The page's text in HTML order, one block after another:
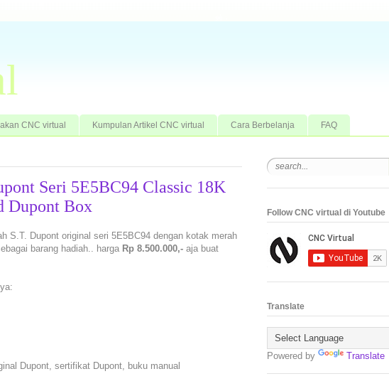
CNC virtual Kumpulan Artikel CNC virtual Cara Berbelanja FAQ
Seri 5E5BC94 Classic 18K
Dupont Box
S.T. Dupont original seri 5E5BC94 dengan kotak merah
barang hadiah.. harga Rp 8.500.000,- aja buat
Dupont, sertifikat Dupont, buku manual
Follow CNC virtual di Youtube
Translate
Powered by Translate